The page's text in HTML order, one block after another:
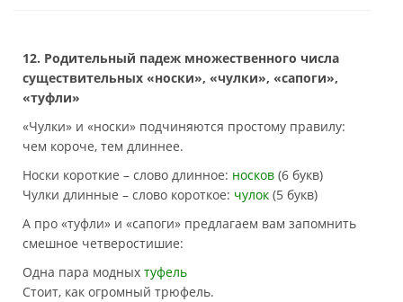
12. Родительный падеж множественного числа
существительных «носки», «чулки», «сапоги»,
«туфли»
«Чулки» и «носки» подчиняются простому правилу:
чем короче, тем длиннее.
Носки короткие – слово длинное: носков (6 букв)
Чулки длинные – слово короткое: чулок (5 букв)
А про «туфли» и «сапоги» предлагаем вам запомнить
смешное четверостишие:
Одна пара модных туфель
Стоит, как огромный трюфель.